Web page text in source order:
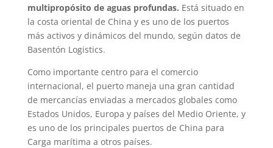
multipropósito de aguas profundas. Está situado en
la costa oriental de China y es uno de los puertos
más activos y dinámicos del mundo, según datos de
Basentón Logistics.
Como importante centro para el comercio
internacional, el puerto maneja una gran cantidad
de mercancías enviadas a mercados globales como
Estados Unidos, Europa y países del Medio Oriente, y
es uno de los principales puertos de China para
Carga marítima a otros países.